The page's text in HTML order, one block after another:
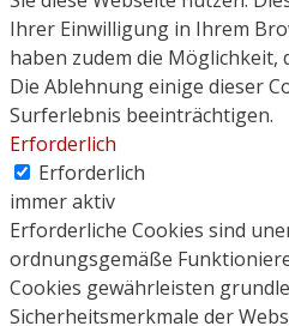
Ihrer Einwilligung in Ihrem
haben zudem die Möglichkeit,
Die Ablehnung einige dieser
Surferlebnis beeinträchtigen.
Erforderlich
Erforderlich
immer aktiv
Erforderliche Cookies sind
ordnungsgemäße
Cookies gewährleisten
Sicherheitsmerkmale der